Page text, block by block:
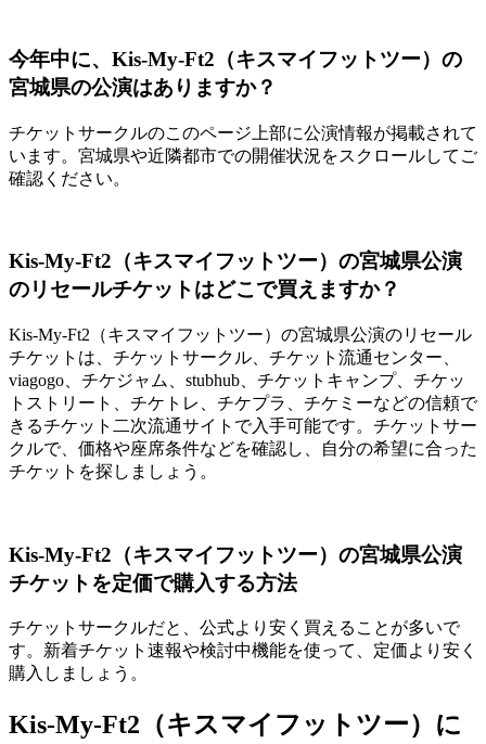
今年中に、Kis-My-Ft2（キスマイフットツー）の
宮城県の公演はありますか？
チケットサークルのこのページ上部に公演情報が掲載されて
います。宮城県や近隣都市での開催状況をスクロールしてご
確認ください。
Kis-My-Ft2（キスマイフットツー）の宮城県公演
のリセールチケットはどこで買えますか？
Kis-My-Ft2（キスマイフットツー）の宮城県公演のリセール
チケットは、チケットサークル、チケット流通センター、
viagogo、チケジャム、stubhub、チケットキャンプ、チケッ
トストリート、チケトレ、チケプラ、チケミーなどの信頼で
きるチケット二次流通サイトで入手可能です。チケットサー
クルで、価格や座席条件などを確認し、自分の希望に合った
チケットを探しましょう。
Kis-My-Ft2（キスマイフットツー）の宮城県公演
チケットを定価で購入する方法
チケットサークルだと、公式より安く買えることが多いで
す。新着チケット速報や検討中機能を使って、定価より安く
購入しましょう。
Kis-My-Ft2（キスマイフットツー）に